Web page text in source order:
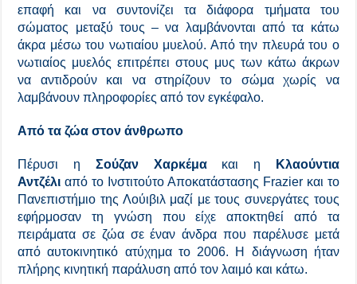
επαφή και να συντονίζει τα διάφορα τμήματα του
σώματος μεταξύ τους – να λαμβάνονται από τα κάτω
άκρα μέσω του νωτιαίου μυελού. Από την πλευρά του ο
νωτιαίος μυελός επιτρέπει στους μυς των κάτω άκρων
να αντιδρούν και να στηρίζουν το σώμα χωρίς να
λαμβάνουν πληροφορίες από τον εγκέφαλο.
Από τα ζώα στον άνθρωπο
Πέρυσι η Σούζαν Χαρκέμακαι η
Κλαούντια
Αντζέλι από το Ινστιτούτο Αποκατάστασης Frazier και το
Πανεπιστήμιο της Λούιβιλ μαζί με τους συνεργάτες τους
εφήρμοσαν τη γνώση που είχε αποκτηθεί από τα
πειράματα σε ζώα σε έναν άνδρα που παρέλυσε μετά
από αυτοκινητικό ατύχημα το 2006. Η διάγνωση ήταν
πλήρης κινητική παράλυση από τον λαιμό και κάτω.